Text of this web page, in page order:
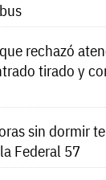
rechazó
tirado y
sin dormir
Federal 57